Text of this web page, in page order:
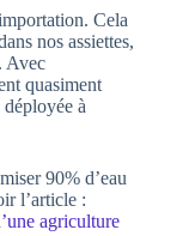
Cela
nos assiettes,
Avec
quasiment
à
90% d’eau
l’article :
agriculture